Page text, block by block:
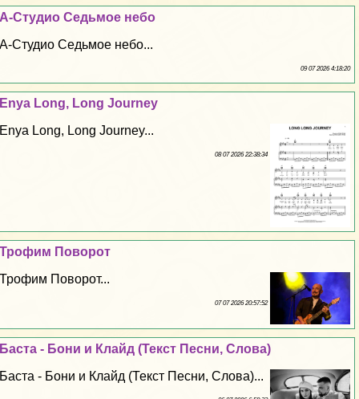
А-Студио Седьмое небо
А-Студио Седьмое небо...
09 07 2026 4:18:20
Enya Long, Long Journey
Enya Long, Long Journey...
08 07 2026 22:38:34
Трофим Поворот
Трофим Поворот...
07 07 2026 20:57:52
Баста - Бони и Клайд (Текст Песни, Слова)
Баста - Бони и Клайд (Текст Песни, Слова)...